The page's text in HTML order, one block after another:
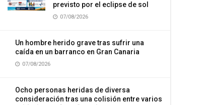
previsto por el eclipse de sol
07/08/2026
Un hombre herido grave tras sufrir una
caída en un barranco en Gran Canaria
07/08/2026
Ocho personas heridas de diversa
consideración tras una colisión entre varios